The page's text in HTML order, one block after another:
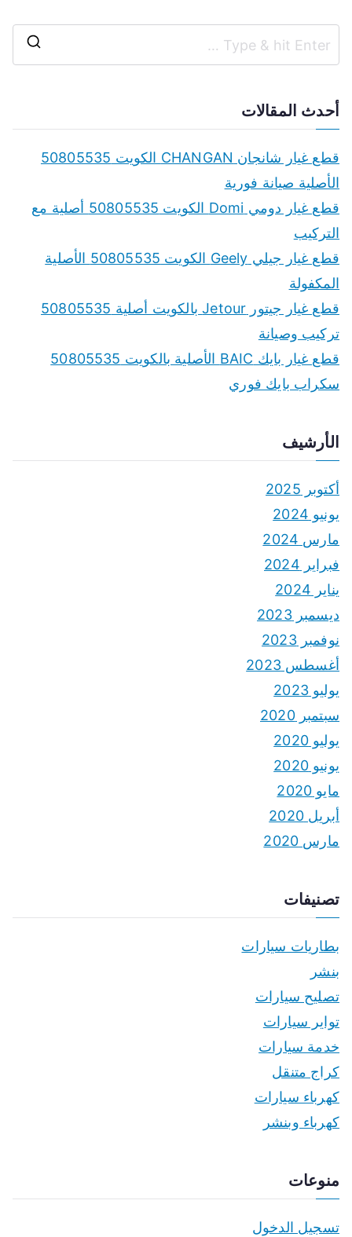
r
أحدث المقالات
قطع غيار شانجان CHANGAN الكويت 50805535
الأصلية صيانة فورية
قطع غيار دومي Domi الكويت 50805535 أصلية مع
التركيب
قطع غيار جيلي Geely الكويت 50805535 الأصلية
المكفولة
قطع غيار جيتور Jetour بالكويت أصلية 50805535
تركيب وصيانة
قطع غيار بايك BAIC الأصلية بالكويت 50805535
سكراب بايك فوري
الأرشيف
أكتوبر 2025
يونيو 2024
مارس 2024
فبراير 2024
يناير 2024
ديسمبر 2023
نوفمبر 2023
أغسطس 2023
يوليو 2023
سبتمبر 2020
يوليو 2020
يونيو 2020
مايو 2020
أبريل 2020
مارس 2020
تصنيفات
بطاريات سيارات
بنشر
تصليح سيارات
تواير سيارات
خدمة سيارات
كراج متنقل
كهرباء سيارات
كهرباء وبنشر
منوعات
تسجيل الدخول